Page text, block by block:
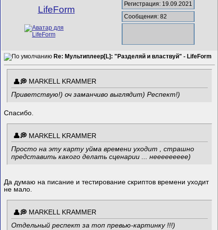
LifeForm
Регистрация: 19.09.2021
Сообщения: 82
Re: Мультиплеер[L]: "Разделяй и властвуй" - LifeForm
MARKELL KRAMMER
Приветствую!) оч заманчиво выглядит) Респект!)
Спасибо.
MARKELL KRAMMER
Просто на эту карту уйма времени уходит , страшно
представить какого делать сценарии ... неееееееее)
Да думаю на писание и тестирование скриптов времени уходит
не мало.
MARKELL KRAMMER
Отдельный респект за топ превью-картинку !!!)